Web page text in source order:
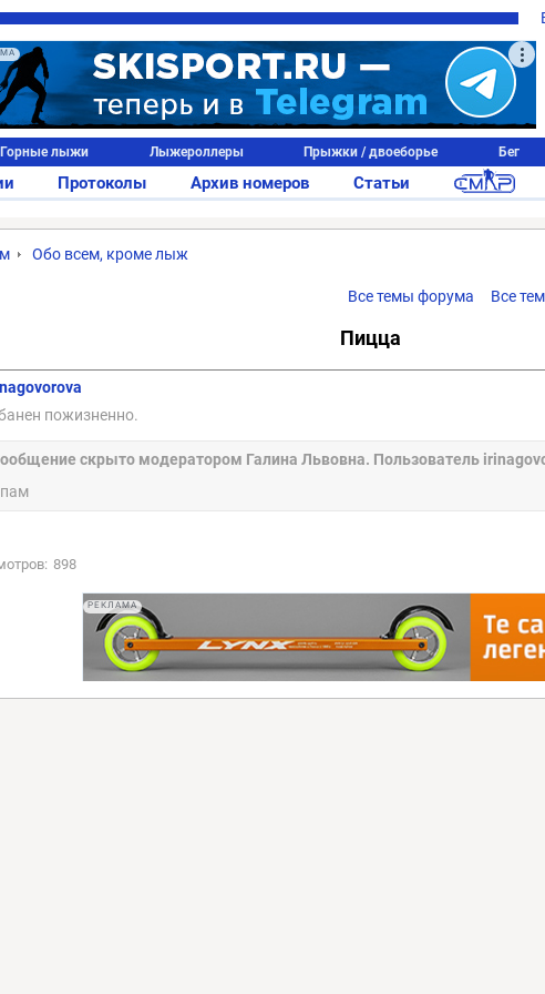
Горные лыжи Лыжероллеры Прыжки / двоеборье Бег
Протоколы Архив номеров Статьи
Обо всем, кроме лыж
Все
Все темы форума
Пицца
пожизненно.
скрыто модератором Галина Львовна. Пользователь
898
РЕКЛАМА